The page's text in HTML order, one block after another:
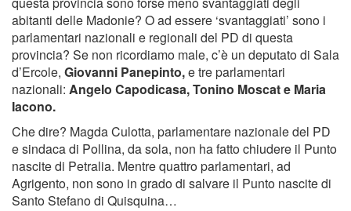
abitanti delle Madonie? O ad essere ‘svantaggiati’ sono i
parlamentari nazionali e regionali del PD di questa
provincia? Se non ricordiamo male, c’è un deputato di Sala
d’Ercole, Giovanni Panepinto,e tre parlamentari
nazionali: Angelo Capodicasa, Tonino Moscat e Maria
Iacono.
Che dire? Magda Culotta, parlamentare nazionale del PD
e sindaca di Pollina, da sola, non ha fatto chiudere il Punto
nascite di Petralia. Mentre quattro parlamentari, ad
Agrigento, non sono in grado di salvare il Punto nascite di
Santo Stefano di Quisquina…